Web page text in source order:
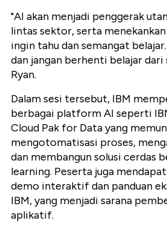
"AI akan menjadi penggerak
lintas sektor, serta
ingin tahu dan semangat
dan jangan berhenti belajar dari
Ryan.
Dalam sesi tersebut, IBM
berbagai platform AI seperti
Cloud Pak for Data yang
mengotomatisasi proses,
dan membangun solusi cerdas
learning. Peserta juga
demo interaktif dan panduan
IBM, yang menjadi sarana
aplikatif.